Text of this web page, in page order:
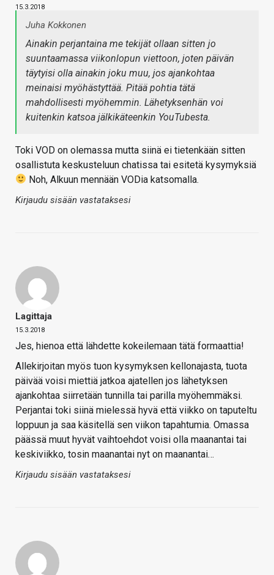
15.3.2018
Juha Kokkonen
Ainakin perjantaina me tekijät ollaan sitten jo
suuntaamassa viikonlopun viettoon, joten päivän
täytyisi olla ainakin joku muu, jos ajankohtaa
meinaisi myöhästyttää. Pitää pohtia tätä
mahdollisesti myöhemmin. Lähetyksenhän voi
kuitenkin katsoa jälkikäteenkin YouTubesta.
Toki VOD on olemassa mutta siinä ei tietenkään sitten
osallistuta keskusteluun chatissa tai esitetä kysymyksiä
Noh, Alkuun mennään VODia katsomalla.
Kirjaudu sisään vastataksesi
Lagittaja
15.3.2018
Jes, hienoa että lähdette kokeilemaan tätä formaattia!
Allekirjoitan myös tuon kysymyksen kellonajasta, tuota
päivää voisi miettiä jatkoa ajatellen jos lähetyksen
ajankohtaa siirretään tunnilla tai parilla myöhemmäksi.
Perjantai toki siinä mielessä hyvä että viikko on taputeltu
loppuun ja saa käsitellä sen viikon tapahtumia. Omassa
päässä muut hyvät vaihtoehdot voisi olla maanantai tai
keskiviikko, tosin maanantai nyt on maanantai…
Kirjaudu sisään vastataksesi